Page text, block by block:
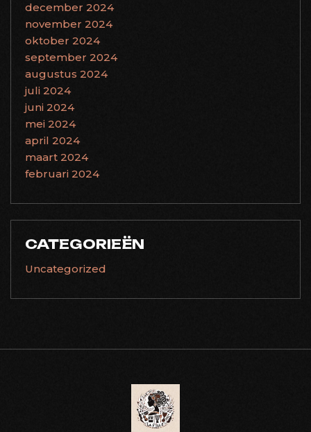
december 2024
november 2024
oktober 2024
september 2024
augustus 2024
juli 2024
juni 2024
mei 2024
april 2024
maart 2024
februari 2024
CATEGORIEËN
Uncategorized